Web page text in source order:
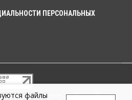
ПЕРСОНАЛЬНЫХ
ответственностью «Новосибирск
файлы